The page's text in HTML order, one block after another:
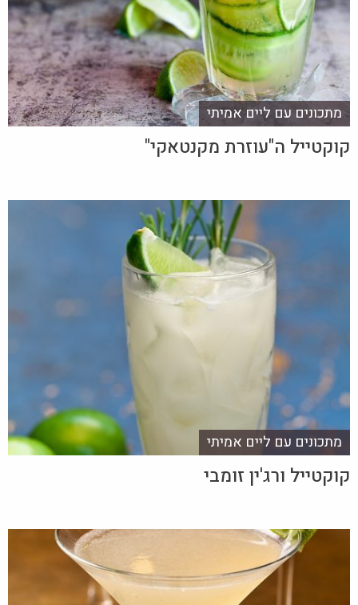
מתכונים עם ליים אמיתי
קוקטייל ה"עוזרת מקנטאקי"
מתכונים עם ליים אמיתי
קוקטייל ורג'ין זומבי